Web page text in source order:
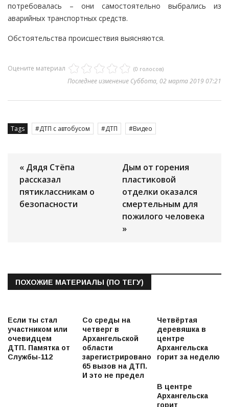
потребовалась – они самостоятельно выбрались из
аварийных транспортных средств.
Обстоятельства происшествия выясняются.
Оцените материал (0 голосов)
Последнее изменение Суббота, 02 марта 2019 07:21
Tags ДТП с автобусом ДТП Видео
« Дядя Стёпа
рассказал
пятиклассникам о
безопасности
Дым от горения
пластиковой
отделки оказался
смертельным для
пожилого человека
»
ПОХОЖИЕ МАТЕРИАЛЫ (ПО ТЕГУ)
Если ты стал
участником или
очевидцем
ДТП. Памятка от
Службы-112
Со среды на
четверг в
Архангельской
области
зарегистрировано
65 вызов на ДТП.
И это не предел
Четвёртая
деревяшка в
центре
Архангельска
горит за неделю
В центре
Архангельска
горит